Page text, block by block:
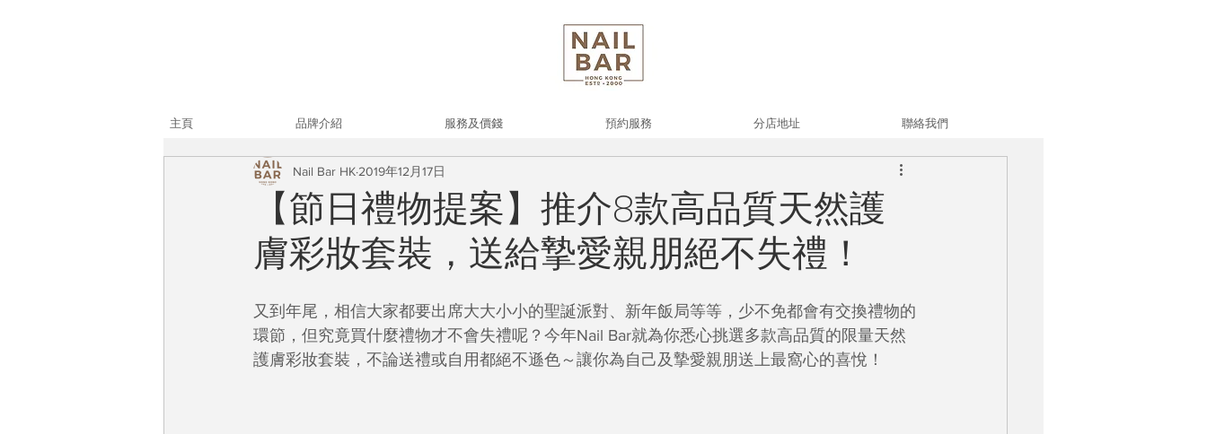
主頁 品牌介紹 服務及價錢 預約服務 分店地址 聯絡我們
【節日禮物提案】推介8款高品質天然護
膚彩妝套裝，送給摯愛親朋絕不失禮！
Nail Bar HK 2019年12月17日
又到年尾，相信大家都要出席大大小小的聖誕派對、新年飯局等等，少不免都會有交換禮物的
環節，但究竟買什麼禮物才不會失禮呢？今年Nail Bar就為你悉心挑選多款高品質的限量天然
護膚彩妝套裝，不論送禮或自用都絕不遜色～讓你為自己及摯愛親朋送上最窩心的喜悅！